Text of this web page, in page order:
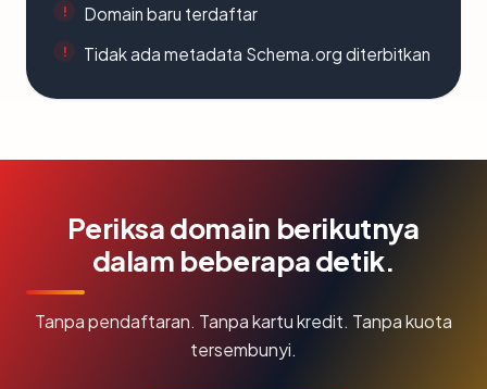
Domain baru terdaftar
Tidak ada metadata Schema.org diterbitkan
Periksa domain berikutnya
dalam beberapa detik.
Tanpa pendaftaran. Tanpa kartu kredit. Tanpa kuota
tersembunyi.